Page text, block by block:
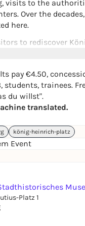
visits to the
Over the
here.
to rediscover
and lived history
of the
processes.
allow a deep insight
and audio
architecture
project
pay €4.50,
students, trainees.
du willst".
translated.
könig-heinrich-platz
Event
Platz 1